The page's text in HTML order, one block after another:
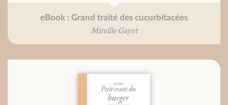
eBook : Grand traité des cucurbitacées
Mireille Gayet